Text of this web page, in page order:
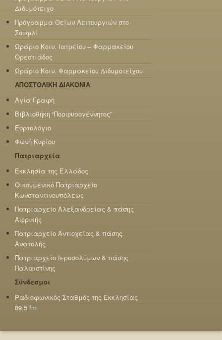
Διδυμότειχο
Πρόγραμμα Θείων Λειτουργιών στο
Σουφλί
Ωράριο Κοιν. Ιατρείου – Φαρμακείου
Ορεστιάδος
Ωράριο Κοιν. Φαρμακείου Διδυμοτείχου
ΑΠΟΣΤΟΛΙΚΗ ΔΙΑΚΟΝΙΑ
Αγία Γραφή
Βιβλιοθήκη “Πορφυρογέννητος”
Εορτολόγιο
Φωνή Κυρίου
Πατριαρχεία
Εκκλησία της Ελλάδος
Οικουμενικό Πατριαρχείο
Κωνσταντινουπόλεως
Πατριαρχείο Αλεξανδρείας & πάσης
Αφρικής
Πατριαρχείο Αντιοχείας & πάσης
Ανατολής
Πατριαρχείο Ιεροσολύμων & πάσης
Παλαιστίνης
Σύνδεσμοι
Ραδιοφωνικός Σταθμός της Εκκλησίας
89,5 fm